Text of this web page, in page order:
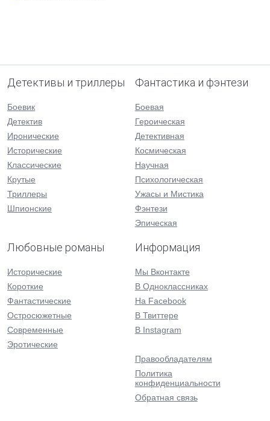
Детективы и триллеры
Боевик
Детектив
Иронические
Исторические
Классические
Крутые
Триллеры
Шпионские
Фантастика и фэнтези
Боевая
Героическая
Детективная
Космическая
Научная
Психологическая
Ужасы и Мистика
Фэнтези
Эпическая
Любовные романы
Исторические
Короткие
Фантастические
Остросюжетные
Современные
Эротические
Информация
Мы Вконтакте
В Одноклассниках
На Facebook
В Твиттере
В Instagram
Правообладателям
Политика
конфиденциальности
Обратная связь